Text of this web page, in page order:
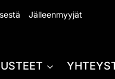
Jälleenmyyjät